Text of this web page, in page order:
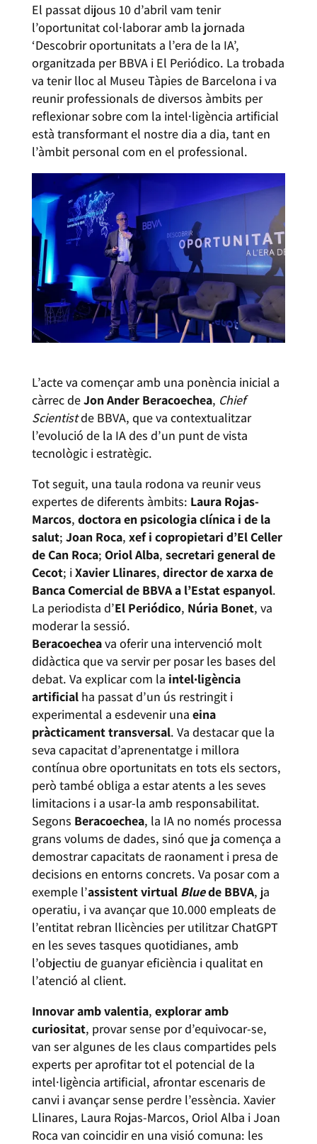
El passat dijous 10 d’abril vam tenir
l’oportunitat col·laborar amb la jornada
‘Descobrir oportunitats a l’era de la IA’,
organitzada per BBVA i El Periódico. La trobada
va tenir lloc al Museu Tàpies de Barcelona i va
reunir professionals de diversos àmbits per
reflexionar sobre com la intel·ligència artificial
està transformant el nostre dia a dia, tant en
l’àmbit personal com en el professional.
L’acte va començar amb una ponència inicial a
càrrec deJon Ander Beracoechea, Chief
Scientistde BBVA, que va contextualitzar
l’evolució de la IA des d’un punt de vista
tecnològic i estratègic.
Tot seguit, una taula rodona va reunir veus
expertes de diferents àmbits: Laura Rojas-
Marcos, doctora en psicologia clínica i de la
salut; Joan Roca, xef i copropietari d’El Celler
de Can Roca; Oriol Alba, secretari general de
Cecot; iXavier Llinares, director de xarxa de
Banca Comercial de BBVA a l’Estat espanyol.
La periodista d’El Periódico, Núria Bonet, va
moderar la sessió.
Beracoecheava oferir una intervenció molt
didàctica que va servir per posar les bases del
debat. Va explicar com la intel·ligència
artificialha passat d’un ús restringit i
experimental a esdevenir una eina
pràcticament transversal. Va destacar que la
seva capacitat d’aprenentatge i millora
contínua obre oportunitats en tots els sectors,
però també obliga a estar atents a les seves
limitacions i a usar-la amb responsabilitat.
Segons Beracoechea, la IA no només processa
grans volums de dades, sinó que ja comença a
demostrar capacitats de raonament i presa de
decisions en entorns concrets. Va posar com a
exemple l’assistent virtual Bluede BBVA, ja
operatiu, i va avançar que 10.000 empleats de
l’entitat rebran llicències per utilitzar ChatGPT
en les seves tasques quotidianes, amb
l’objectiu de guanyar eficiència i qualitat en
l’atenció al client.
Innovar amb valentia, explorar amb
curiositat, provar sense por d’equivocar-se,
van ser algunes de les claus compartides pels
experts per aprofitar tot el potencial de la
intel·ligència artificial, afrontar escenaris de
canvi i avançar sense perdre l’essència. Xavier
Llinares, Laura Rojas-Marcos, Oriol Alba i Joan
Roca van coincidir en una visió comuna: les